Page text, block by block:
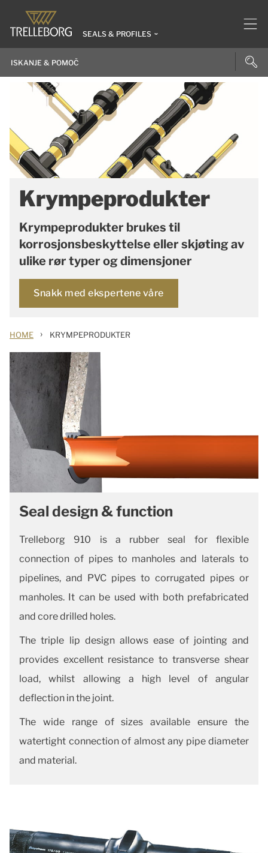
SEALS & PROFILES
Krympeprodukter
Krympeprodukter brukes til
korrosjonsbeskyttelse eller skjøting av
ulike rør typer og dimensjoner
Snakk med ekspertene våre
HOME › KRYMPEPRODUKTER
Seal design & function
Trelleborg 910 is a rubber seal for flexible
connection of pipes to manholes and laterals to
pipelines, and PVC pipes to corrugated pipes or
manholes. It can be used with both prefabricated
and core drilled holes.
The triple lip design allows ease of jointing and
provides excellent resistance to transverse shear
load, whilst allowing a high level of angular
deflection in the joint.
The wide range of sizes available ensure the
watertight connection of almost any pipe diameter
and material.